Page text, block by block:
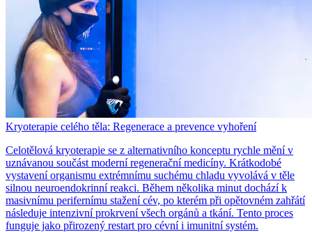
Kryoterapie celého těla: Regenerace a prevence vyhoření
Celotělová kryoterapie se z alternativního konceptu rychle mění v
uznávanou součást moderní regenerační medicíny. Krátkodobé
vystavení organismu extrémnímu suchému chladu vyvolává v těle
silnou neuroendokrinní reakci. Během několika minut dochází k
masivnímu perifernímu stažení cév, po kterém při opětovném zahřátí
následuje intenzivní prokrvení všech orgánů a tkání. Tento proces
funguje jako přirozený restart pro cévní i imunitní systém.